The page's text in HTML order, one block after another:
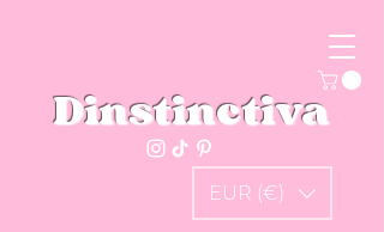
Dinstinctiva
EUR (€)